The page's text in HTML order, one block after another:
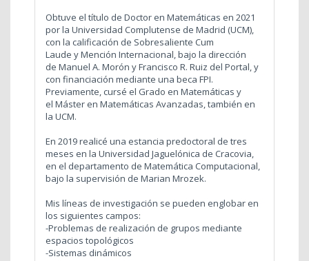
Obtuve el título de Doctor en Matemáticas en 2021
por la Universidad Complutense de Madrid (UCM),
con la calificación de Sobresaliente Cum
Laude y Mención Internacional, bajo la dirección
de Manuel A. Morón y Francisco R. Ruiz del Portal, y
con financiación mediante una beca FPI.
Previamente, cursé el Grado en Matemáticas y
el Máster en Matemáticas Avanzadas, también en
la UCM.
En 2019 realicé una estancia predoctoral de tres
meses en la Universidad Jaguelónica de Cracovia,
en el departamento de Matemática Computacional,
bajo la supervisión de Marian Mrozek.
Mis líneas de investigación se pueden englobar en
los siguientes campos:
-Problemas de realización de grupos mediante
espacios topológicos
-Sistemas dinámicos